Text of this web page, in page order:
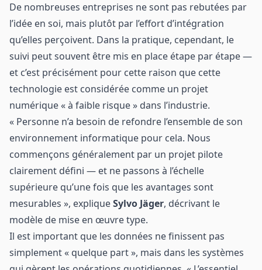
De nombreuses entreprises ne sont pas rebutées par
l’idée en soi, mais plutôt par l’effort d’intégration
qu’elles perçoivent. Dans la pratique, cependant, le
suivi peut souvent être mis en place étape par étape —
et c’est précisément pour cette raison que cette
technologie est considérée comme un projet
numérique « à faible risque » dans l’industrie.
« Personne n’a besoin de refondre l’ensemble de son
environnement informatique pour cela. Nous
commençons généralement par un projet pilote
clairement défini — et ne passons à l’échelle
supérieure qu’une fois que les avantages sont
mesurables », expliqueSylvo Jäger, décrivant le
modèle de mise en œuvre type.
Il est important que les données ne finissent pas
simplement « quelque part », mais dans les systèmes